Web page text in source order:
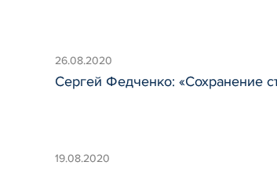
26.08.2020
Сергей Федченко: «Сохранение
19.08.2020